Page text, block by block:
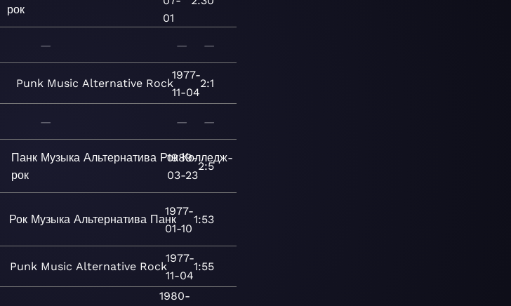
рок
01
— — —
Punk Music Alternative Rock
1977-
11-04
2:1
— — —
Панк Музыка Альтернатива Рок Колледж-
рок
1989-
03-23
2:5
Рок Музыка Альтернатива Панк
1977-
01-10
1:53
Punk Music Alternative Rock
1977-
11-04
1:55
1980-